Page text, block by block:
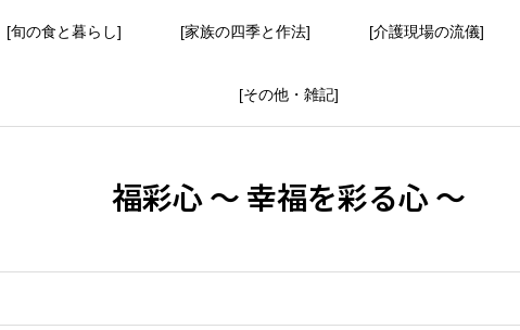
[旬の食と暮らし] [家族の四季と作法] [介護現場の流儀]
[その他・雑記]
福彩心 ～ 幸福を彩る心 ～